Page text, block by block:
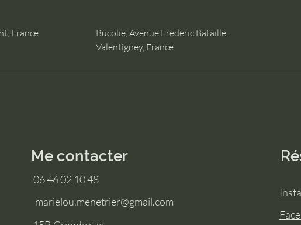
France
Bucolie, Avenue Frédéric Bataille,
Valentigney, France
Me contacter
06 46 02 10 48
marielou.menetrier@gmail.com